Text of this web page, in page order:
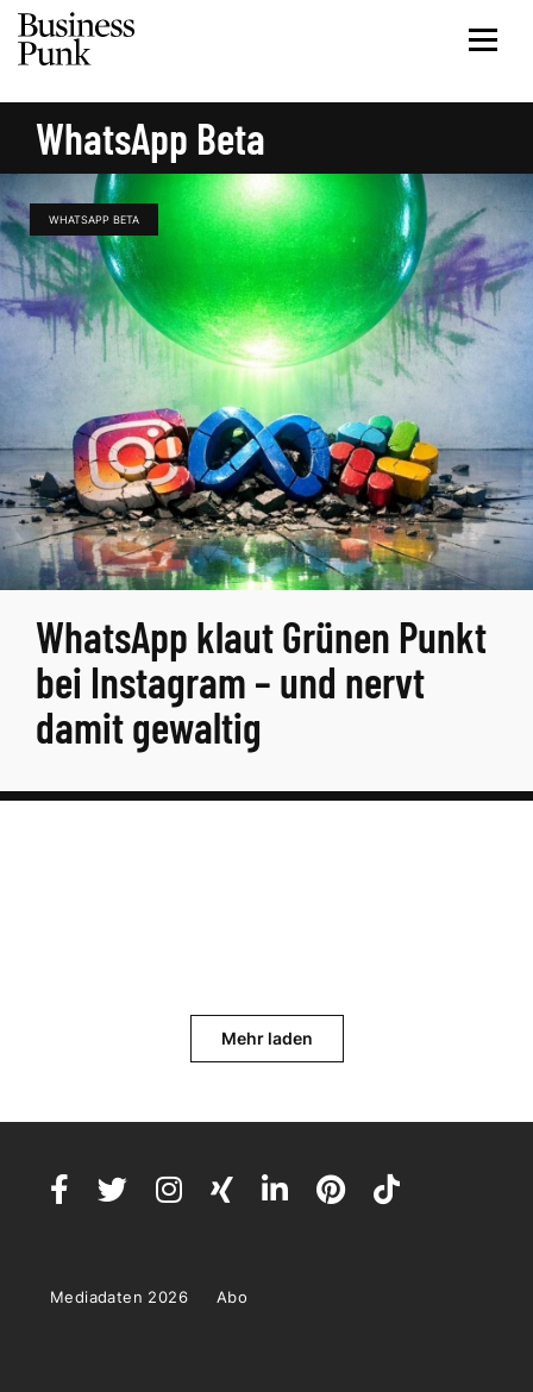
WhatsApp Beta
WHATSAPP BETA
WhatsApp klaut Grünen Punkt
bei Instagram – und nervt
damit gewaltig
Mehr laden
Mediadaten 2026 Abo